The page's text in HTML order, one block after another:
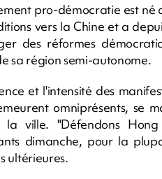
pro-démocratie est
vers la Chine et a
des réformes
sa région semi-autonome.
et l'intensité des
omniprésents, se
la ville. "Défendons
dimanche, pour la
ultérieures.